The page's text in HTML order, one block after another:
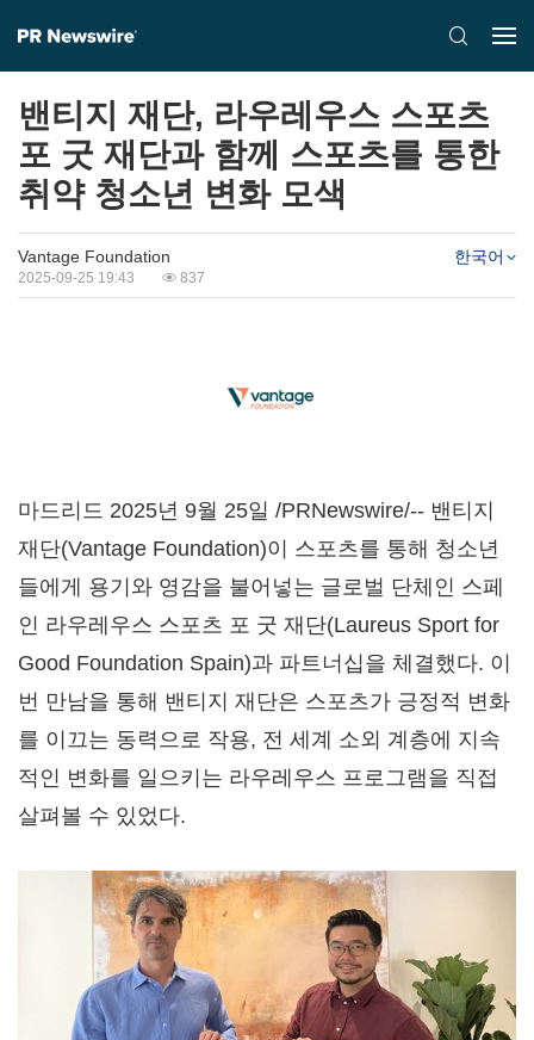
밴티지 재단, 라우레우스 스포츠
포 굿 재단과 함께 스포츠를 통한
취약 청소년 변화 모색
Vantage Foundation
2025-09-25 19:43 837
한국어
마드리드 2025년 9월 25일 /PRNewswire/-- 밴티지
재단(Vantage Foundation)이 스포츠를 통해 청소년
들에게 용기와 영감을 불어넣는 글로벌 단체인 스페
인 라우레우스 스포츠 포 굿 재단(Laureus Sport for
Good Foundation Spain)과 파트너십을 체결했다. 이
번 만남을 통해 밴티지 재단은 스포츠가 긍정적 변화
를 이끄는 동력으로 작용, 전 세계 소외 계층에 지속
적인 변화를 일으키는 라우레우스 프로그램을 직접
살펴볼 수 있었다.